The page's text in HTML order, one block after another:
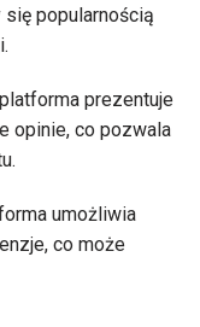
popularnością
prezentuje
opinie, co pozwala
umożliwia
co może